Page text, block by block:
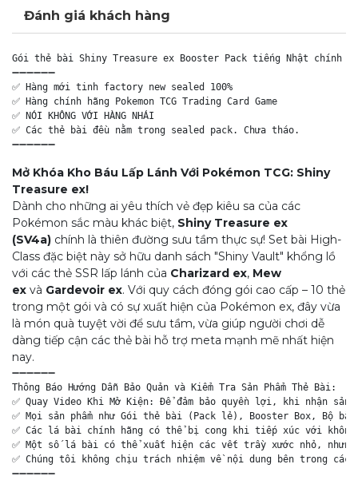
Đánh giá khách hàng
Gói thẻ bài Shiny Treasure ex Booster Pack tiếng Nhật chính
➖➖➖➖➖➖
✅ Hàng mới tinh factory new sealed 100%
✅ Hàng chính hãng Pokemon TCG Trading Card Game
✅ NÓI KHÔNG VỚI HÀNG NHÁI
✅ Các thẻ bài đều nằm trong sealed pack. Chưa tháo.
Mở Khóa Kho Báu Lấp Lánh Với Pokémon TCG: Shiny
Treasure ex!
Dành cho những ai yêu thích vẻ đẹp kiêu sa của các
Pokémon sắc màu khác biệt, Shiny Treasure ex
(SV4a) chính là thiên đường sưu tầm thực sự! Set bài High-
Class đặc biệt này sở hữu danh sách "Shiny Vault" khổng lồ
với các thẻ SSR lấp lánh của Charizard ex, Mew
ex và Gardevoir ex. Với quy cách đóng gói cao cấp – 10 thẻ
trong một gói và có sự xuất hiện của Pokémon ex, đây vừa
là món quà tuyệt vời để sưu tầm, vừa giúp người chơi dễ
dàng tiếp cận các thẻ bài hỗ trợ meta mạnh mẽ nhất hiện
nay.
➖➖➖➖➖➖
Thông Báo Hướng Dẫn Bảo Quản và Kiểm Tra Sản Phẩm Thẻ Bài:
✅ Quay Video Khi Mở Kiện: Để đảm bảo quyền lợi, khi nhận
✅ Mọi sản phẩm như Gói thẻ bài (Pack lẻ), Booster Box, Bộ
✅ Các lá bài chính hãng có thể bị cong khi tiếp xúc với
✅ Một số lá bài có thể xuất hiện các vết trầy xước nhỏ,
✅ Chúng tôi không chịu trách nhiệm về nội dung bên trong
➖➖➖➖➖➖